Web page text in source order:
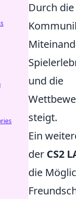
Durch
und die
steigt.
Ein
der CS2
die